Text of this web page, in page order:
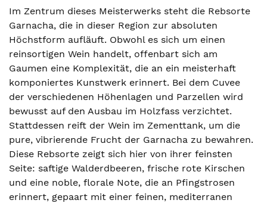
Im Zentrum dieses Meisterwerks steht die Rebsorte
Garnacha, die in dieser Region zur absoluten
Höchstform aufläuft. Obwohl es sich um einen
reinsortigen Wein handelt, offenbart sich am
Gaumen eine Komplexität, die an ein meisterhaft
komponiertes Kunstwerk erinnert. Bei dem Cuvee
der verschiedenen Höhenlagen und Parzellen wird
bewusst auf den Ausbau im Holzfass verzichtet.
Stattdessen reift der Wein im Zementtank, um die
pure, vibrierende Frucht der Garnacha zu bewahren.
Diese Rebsorte zeigt sich hier von ihrer feinsten
Seite: saftige Walderdbeeren, frische rote Kirschen
und eine noble, florale Note, die an Pfingstrosen
erinnert, gepaart mit einer feinen, mediterranen